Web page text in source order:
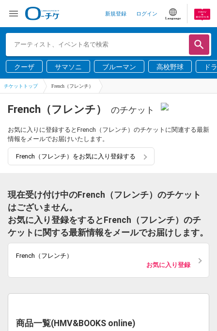
新規登録 ログイン
Language
クーザ サマソニ ブルーマン 高校野球 ド
チケットトップ French（フレンチ）
French（フレンチ） のチケット
お気に入りに登録するとFrench（フレンチ）のチケットに関連する最新
情報をメールでお届けいたします。
French（フレンチ）をお気に入り登録する
現在受け付け中のFrench（フレンチ）のチケット
はございません。
お気に入り登録をするとFrench（フレンチ）のチ
ケットに関する最新情報をメールでお届けします。
French（フレンチ）
お気に入り登録
商品一覧(HMV&BOOKS online)